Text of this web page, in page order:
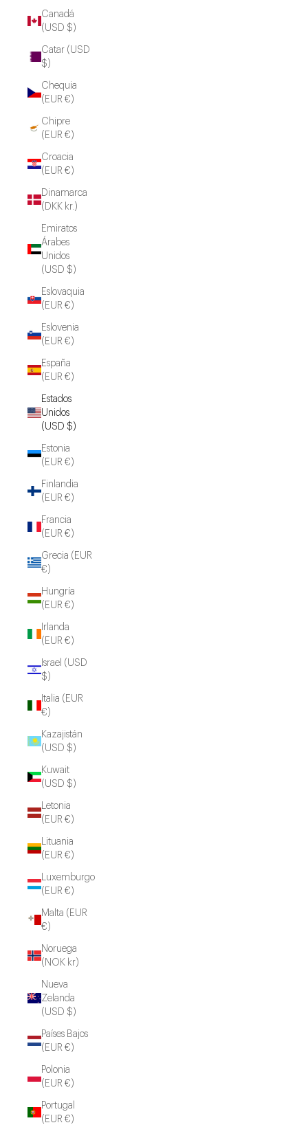
Canadá
(USD $)
Catar (USD
$)
Chequia
(EUR €)
Chipre
(EUR €)
Croacia
(EUR €)
Dinamarca
(DKK kr.)
Emiratos
Árabes
Unidos
(USD $)
Eslovaquia
(EUR €)
Eslovenia
(EUR €)
España
(EUR €)
Estados
Unidos
(USD $)
Estonia
(EUR €)
Finlandia
(EUR €)
Francia
(EUR €)
Grecia (EUR
€)
Hungría
(EUR €)
Irlanda
(EUR €)
Israel (USD
$)
Italia (EUR
€)
Kazajistán
(USD $)
Kuwait
(USD $)
Letonia
(EUR €)
Lituania
(EUR €)
Luxemburgo
(EUR €)
Malta (EUR
€)
Noruega
(NOK kr)
Nueva
Zelanda
(USD $)
Países Bajos
(EUR €)
Polonia
(EUR €)
Portugal
(EUR €)